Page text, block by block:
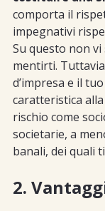
comporta il
impegnativi
Su questo non
mentirti.
d’impresa e il
caratteristica
rischio come
societarie, a
banali, dei quali
2.